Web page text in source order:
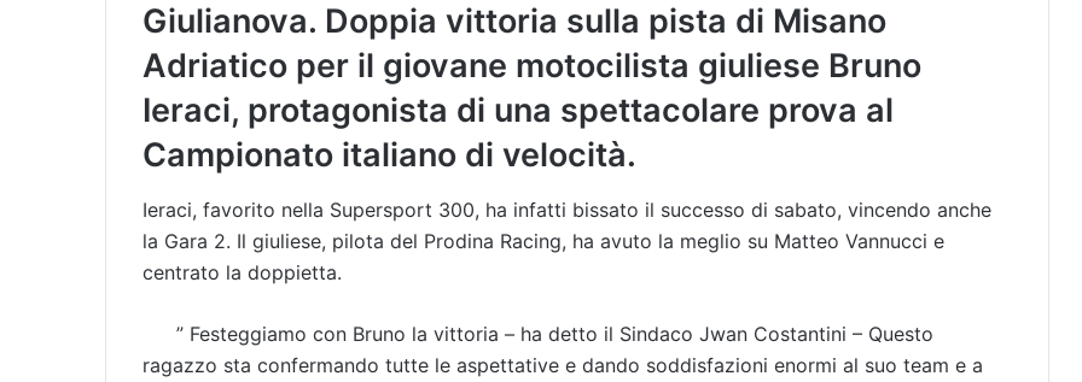
Giulianova. Doppia vittoria sulla pista di Misano
Adriatico per il giovane motocilista giuliese Bruno
Ieraci, protagonista di una spettacolare prova al
Campionato italiano di velocità.
Ieraci, favorito nella Supersport 300, ha infatti bissato il successo di sabato, vincendo anche
la Gara 2. Il giuliese, pilota del Prodina Racing, ha avuto la meglio su Matteo Vannucci e
centrato la doppietta.
” Festeggiamo con Bruno la vittoria – ha detto il Sindaco Jwan Costantini – Questo
ragazzo sta confermando tutte le aspettative e dando soddisfazioni enormi al suo team e a